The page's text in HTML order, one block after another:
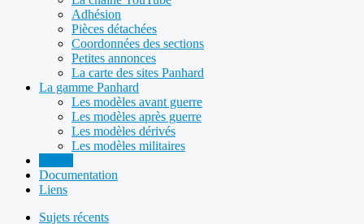
Adhésion
Pièces détachées
Coordonnées des sections
Petites annonces
La carte des sites Panhard
La gamme Panhard
Les modèles avant guerre
Les modèles après guerre
Les modèles dérivés
Les modèles militaires
Documentation
Liens
Sujets récents